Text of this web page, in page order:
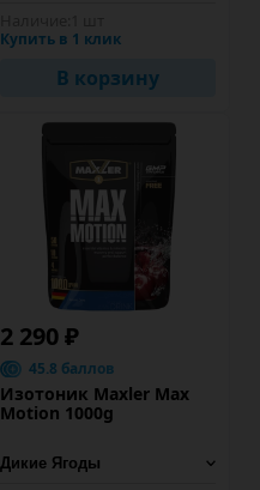
Купить в 1 клик
В корзину
2 290 ₽
45.8 баллов
Изотоник Maxler Max
Motion 1000g